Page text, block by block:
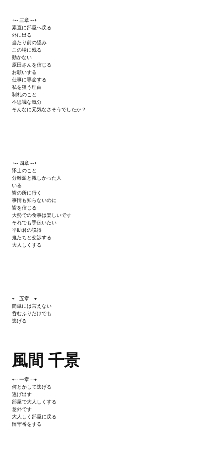
+-- 三章 --+
素直に部屋へ戻る
外に出る
当たり前の望み
この場に残る
動かない
原田さんを信じる
お願いする
仕事に専念する
私を狙う理由
制札のこと
不思議な気分
そんなに元気なさそうでしたか？
+-- 四章 --+
隊士のこと
分離派と親しかった人
いる
皆の所に行く
事情も知らないのに
皆を信じる
大勢での食事は楽しいです
それでも手伝いたい
平助君の説得
鬼たちと交渉する
大人しくする
+-- 五章 --+
簡単には言えない
呑むふりだけでも
逃げる
風間 千景
+-- 一章 --+
何とかして逃げる
逃げ出す
部屋で大人しくする
意外です
大人しく部屋に戻る
留守番をする